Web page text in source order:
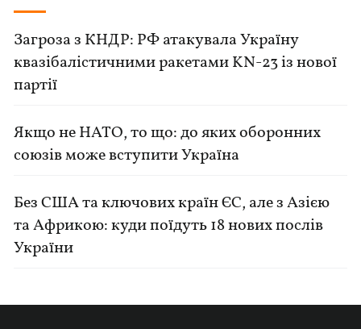
Загроза з КНДР: РФ атакувала Україну
квазібалістичними ракетами KN-23 із нової
партії
Якщо не НАТО, то що: до яких оборонних
союзів може вступити Україна
Без США та ключових країн ЄС, але з Азією
та Африкою: куди поїдуть 18 нових послів
України